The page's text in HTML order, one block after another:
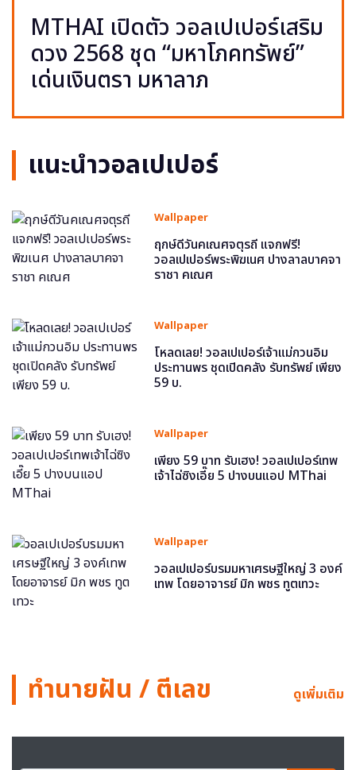
MTHAI เปิดตัว วอลเปเปอร์เสริม
ดวง 2568 ชุด “มหาโภคทรัพย์”
เด่นเงินตรา มหาลาภ
แนะนำวอลเปเปอร์
Wallpaper
ฤกษ์ดีวันคเณศจตุรถี แจกฟรี!
วอลเปเปอร์พระพิฆเนศ ปางลาลบาคจา
ราชา คเณศ
Wallpaper
โหลดเลย! วอลเปเปอร์เจ้าแม่กวนอิม
ประทานพร ชุดเปิดคลัง รับทรัพย์ เพียง
59 บ.
Wallpaper
เพียง 59 บาท รับเฮง! วอลเปเปอร์เทพ
เจ้าไฉ่ซิงเอี๊ย 5 ปางบนแอป MThai
Wallpaper
วอลเปเปอร์บรมมหาเศรษฐีใหญ่ 3 องค์
เทพ โดยอาจารย์ มิก พชร ทูตเทวะ
ทำนายฝัน / ตีเลข ดูเพิ่มเติม